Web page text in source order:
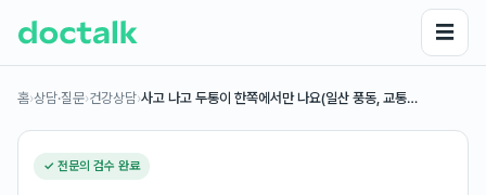
☰
홈›상담·질문›건강상담›사고 나고 두통이 한쪽에서만 나요(일산 풍동, 교통…
✓ 전문의 검수 완료